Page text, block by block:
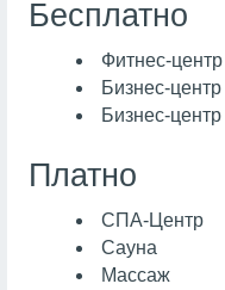
Бесплатно
Фитнес-
Бизнес-центр
Бизнес-центр
Платно
СПА-Центр
Сауна
Массаж